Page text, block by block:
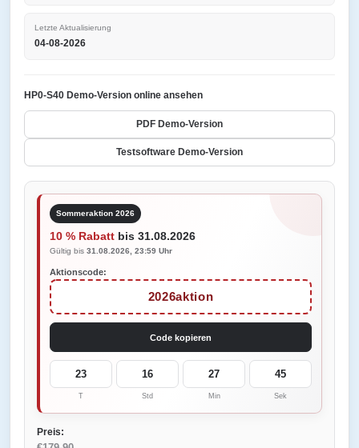
Letzte Aktualisierung
04-08-2026
HP0-S40 Demo-Version online ansehen
PDF Demo-Version
Testsoftware Demo-Version
Sommeraktion 2026
10 % Rabatt bis 31.08.2026
Gültig bis 31.08.2026, 23:59 Uhr
Aktionscode:
2026aktion
Code kopieren
23
T
16
Std
27
Min
45
Sek
Preis: